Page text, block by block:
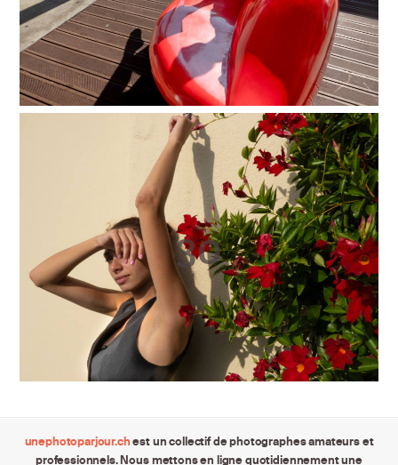
unephotoparjour.chest un collectif de photographes amateurs et
professionnels. Nous mettons en ligne quotidiennement une